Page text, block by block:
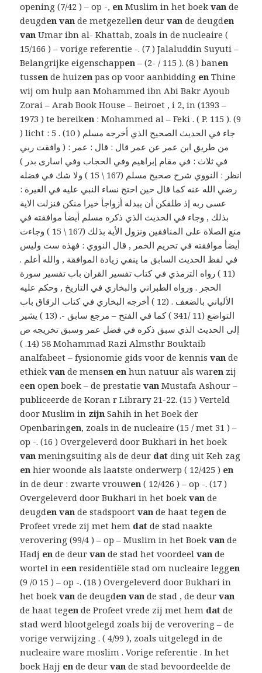
opening (7/42 ) – op -, en Muslim in het boekvan de
deugden van de metgezellen deurvan de deugden
van Umar ibn al- Khattab, zoals in de nucleaire (
15/166 ) – vorige referentie -. (7 ) Jalaluddin Suyuti –
Belangrijke eigenschappen – (2- / 115 ). (8 ) banen
tussen de huizen pas op voor aanbidding en Thine
wij om hulp aan Mohammed ibn Abi Bakr Ayoub
Zorai – Arab Book House – Beiroet , i 2, in (1393 –
1973 ) te bereiken : Mohammed al – Feki . ( P. 115 ). (9
) licht : 5 . (10 ) جاء في الحديث الصحيح الذي أخرجه مسلم
من طريق ابن عمر عن عمر قال : قال : عمر : ( وافقت ربي
في ثلاث : في مقام إبراهيم وفي الحجاب وفي اسارى بدر )
انظر : النووي شرح صحيح مسلم (167 \ 15 ) ولا شك في فضله
رضي الله عنه كما قال حين احتج نساء النبي عليه في الغيرة :
عسى ربه إذ طلقكن أن يبدله أزواجأ خيرا منكن فنزلت الاية
بذلك , وجاء في الحديث الذي ذكره مسلم أيضأ موافقته في
منع الصلاة على المنافقين ونزول الأية بذلك (167 \ 15 ) وجاءت
أيضأ موافقته في تحريم الخمر , قال النووي : فهذه ست وليس
في لفظ الحديث السابق ما ينفي زيادة الموافقة , والله أعلم .
(11 ) رواه الترمذي في كتاب تفسير القران باب تفسير سورة
الحجر . ورواه الطبراني والبخاري في التاريخ , وحكم عليه
الألباني بالضعف . (12 ) أخرجه البخاري في كتاب الرقاق باب
التواضع (11 /341 ) كما في الفتح – مرجع سابق -. (13 ) يشير
إلى الحديث الذي سبق ذكره في فضل عمر وسبق تخريجه ص
58 (14. ) Mohammad Razi Almsthr Bouktaib
analfabeet – fysionomie gids voor de kennisvan de
ethiekvan de mensen en hun natuur als waren zij
een open boek – de prestatievan Mustafa Ashour –
publiceerde de Koran r Library 21-22. (15 ) Verteld
door Muslim in zijn Sahih in het Boek der
Openbaringen, zoals in de nucleaire (15 / met 31 ) –
op -. (16 ) Overgeleverd door Bukhari in het boek
van meningsuiting als de deur dat ding uit Keh zag
en hier woonde als laatste onderwerp ( 12/425 ) en
in de deur : zwarte vrouwen ( 12/426 ) – op -. (17 )
Overgeleverd door Bukhari in het boekvan de
deugden van de stadspoortvan de haat tegen de
Profeet vrede zij met hem dat de stad naakte
verovering (99/4 ) – op – Muslim in het Boekvan de
Hadj en de deurvan de stad het voordeelvan de
wortel in een residentiële stad om nucleaire leggen
(9 /0 15 ) – op -. (18 ) Overgeleverd door Bukhari in
het boekvan de deugden van de stad , de deurvan
de haat tegen de Profeet vrede zij met hem dat de
stad werd blootgelegd zoals bij de verovering – de
vorige verwijzing . ( 4/99 ), zoals uitgelegd in de
nucleaire ware moslim . Vorige referentie . In het
boek Hajj en de deurvan de stad bevoordeelde de